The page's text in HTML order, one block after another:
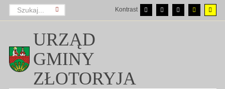
Kontrast
URZĄD
GMINY
ZŁOTORYJA